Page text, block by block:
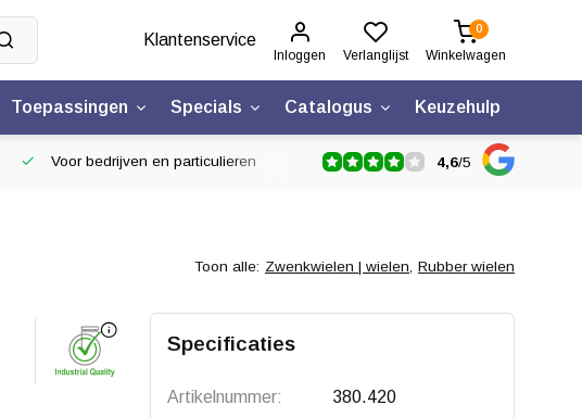
Klantenservice
Inloggen Verlanglijst
0
Winkelwagen
Toepassingen Specials Catalogus Keuzehulp
Voor bedrijven en particulieren 4,6/5
Toon alle: Zwenkwielen | wielen, Rubber wielen
Specificaties
Artikelnummer: 380.420